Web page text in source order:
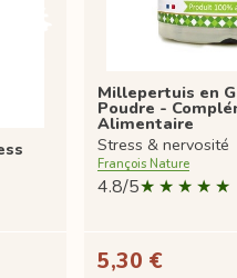
Millepertuis en
Poudre -
Alimentaire
Stress & nervosité
François Nature
4.8/5
5,30 €